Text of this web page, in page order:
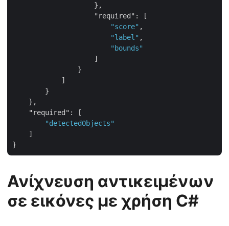
                    },
"required" : [
"score" ,
"label" ,
"bounds"
                    ]
                }
            ]
        }
    },
"required" : [
"detectedObjects"
    ]
Ανίχνευση αντικειμένων
σε εικόνες με χρήση C#